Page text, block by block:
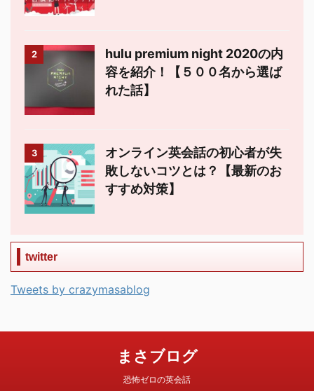
2
hulu premium night 2020の内
容を紹介！【５００名から選ば
れた話】
3
オンライン英会話の初心者が失
敗しないコツとは？【最新のお
すすめ対策】
twitter
Tweets by crazymasablog
まさブログ
恐怖ゼロの英会話